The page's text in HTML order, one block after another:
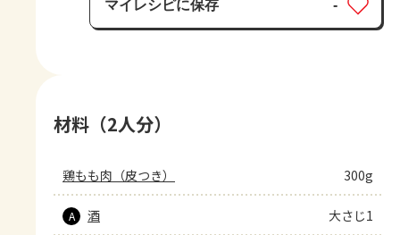
マイレシピに保存
保存済み
-
材料（2人分）
鶏もも肉（皮つき） 300g
A 酒 大さじ1